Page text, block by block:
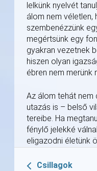
lelkünk nyelvét
álom nem véletlen,
szembenézzünk
megértsünk egy
gyakran vezetnek
hiszen olyan
ébren nem merünk
Az álom tehát nem
utazás is – belső
tereibe. Ha
fénylő jelekké
eligazodni életünk
Csillagok